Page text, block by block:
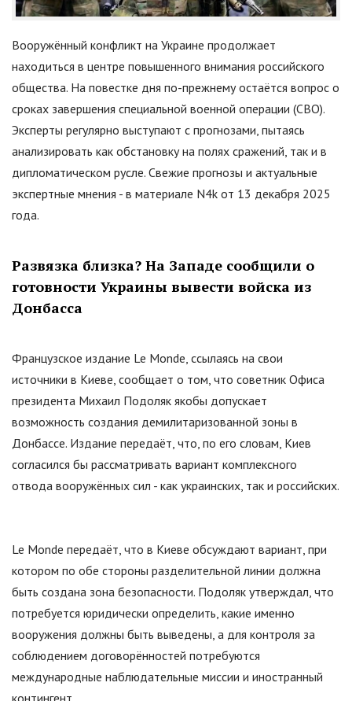
Вооружённый конфликт на Украине продолжает
находиться в центре повышенного внимания российского
общества. На повестке дня по-прежнему остаётся вопрос о
сроках завершения специальной военной операции (СВО).
Эксперты регулярно выступают с прогнозами, пытаясь
анализировать как обстановку на полях сражений, так и в
дипломатическом русле. Свежие прогнозы и актуальные
экспертные мнения - в материале N4k от 13 декабря 2025
года.
Развязка близка? На Западе сообщили о
готовности Украины вывести войска из
Донбасса
Французское издание Le Monde, ссылаясь на свои
источники в Киеве, сообщает о том, что советник Офиса
президента Михаил Подоляк якобы допускает
возможность создания демилитаризованной зоны в
Донбассе. Издание передаёт, что, по его словам, Киев
согласился бы рассматривать вариант комплексного
отвода вооружённых сил - как украинских, так и российских.
Le Monde передаёт, что в Киеве обсуждают вариант, при
котором по обе стороны разделительной линии должна
быть создана зона безопасности. Подоляк утверждал, что
потребуется юридически определить, какие именно
вооружения должны быть выведены, а для контроля за
соблюдением договорённостей потребуются
международные наблюдательные миссии и иностранный